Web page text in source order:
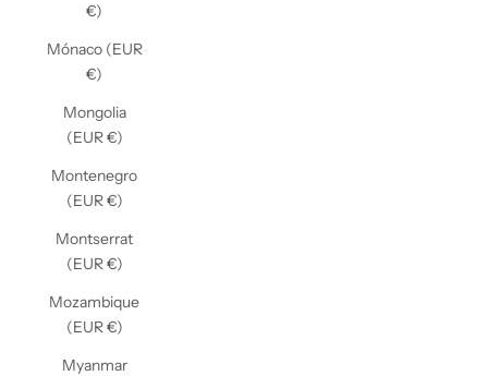
€)
Mónaco (EUR
€)
Mongolia
(EUR €)
Montenegro
(EUR €)
Montserrat
(EUR €)
Mozambique
(EUR €)
Myanmar